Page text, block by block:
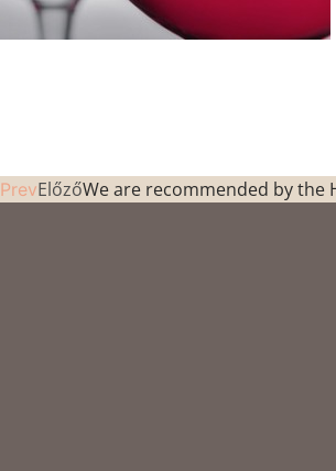
PrevElőzőWe are recommended by the